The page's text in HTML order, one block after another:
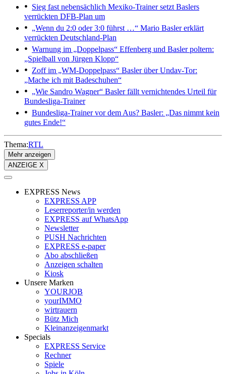
Sieg fast nebensächlich Mexiko-Trainer setzt Baslers
verrückten DFB-Plan um
„Wenn du 2:0 oder 3:0 führst …“ Mario Basler erklärt
verrückten Deutschland-Plan
Warnung im „Doppelpass“ Effenberg und Basler poltern:
„Spielball von Jürgen Klopp“
Zoff im „WM-Doppelpass“ Basler über Undav-Tor:
„Mache ich mit Badeschuhen“
„Wie Sandro Wagner“ Basler fällt vernichtendes Urteil für
Bundesliga-Trainer
Bundesliga-Trainer vor dem Aus? Basler: „Das nimmt kein
gutes Ende!“
Thema:RTL
Mehr anzeigen
ANZEIGE X
EXPRESS News
EXPRESS APP
Leserreporter/in werden
EXPRESS auf WhatsApp
Newsletter
PUSH Nachrichten
EXPRESS e-paper
Abo abschließen
Anzeigen schalten
Kiosk
Unsere Marken
YOURJOB
yourIMMO
wirtrauern
Bütz Mich
Kleinanzeigenmarkt
Specials
EXPRESS Service
Rechner
Spiele